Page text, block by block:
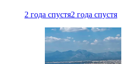
2 года спустя2 года спустя